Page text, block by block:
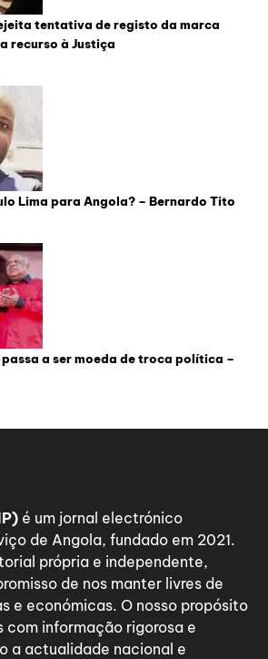
tentativa de registo da marca
recurso à Justiça
Lima para Angola? – Bernardo Tito
a ser moeda de troca política –
é um jornal electrónico
de Angola, fundado em 2021.
própria e independente,
de nos manter livres de
e económicas. O nosso propósito
informação rigorosa e
a actualidade nacional e